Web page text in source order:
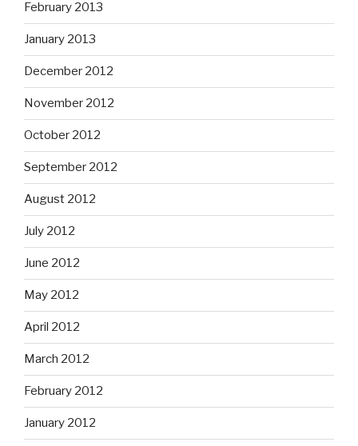
February 2013
January 2013
December 2012
November 2012
October 2012
September 2012
August 2012
July 2012
June 2012
May 2012
April 2012
March 2012
February 2012
January 2012